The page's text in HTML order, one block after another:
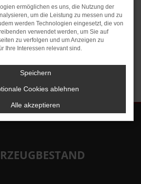
ermöglichen es uns, die Nutzung der
um die Leistung zu messen und zu
werden Technologien eingesetzt, die von
verwendet werden, um Sie auf
zu verfolgen und um Anzeigen zu
Ihre Interessen relevant sind.
Speichern
Cookies ablehnen
Alle akzeptieren